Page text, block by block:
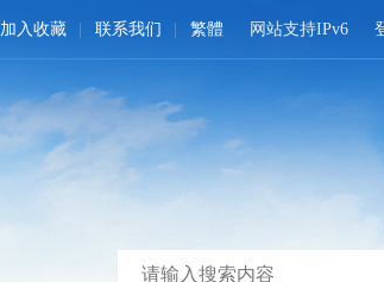
网站支持IPv6
加入收藏 联系我们 繁體